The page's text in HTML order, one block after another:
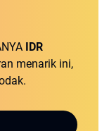
IDR
menarik ini,